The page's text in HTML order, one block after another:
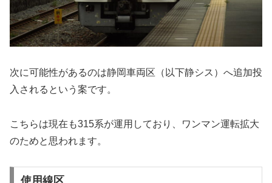
次に可能性があるのは静岡車両区（以下静シス）へ追加投
入されるという案です。
こちらは現在も315系が運用しており、ワンマン運転拡大
のためと思われます。